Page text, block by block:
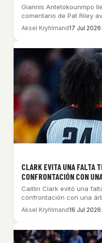
Giannis Antetokounmpo
comentario de Pat Riley
Aksel Kryhlmand17 Jul 2026
CLARK EVITA UNA FALTA
CONFRONTACIÓN CON
Caitlin Clark evitó una
confrontación con una
Aksel Kryhlmand16 Jul 2026